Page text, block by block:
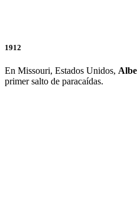
1912
En Missouri, Estados Unidos,
primer salto de paracaídas.